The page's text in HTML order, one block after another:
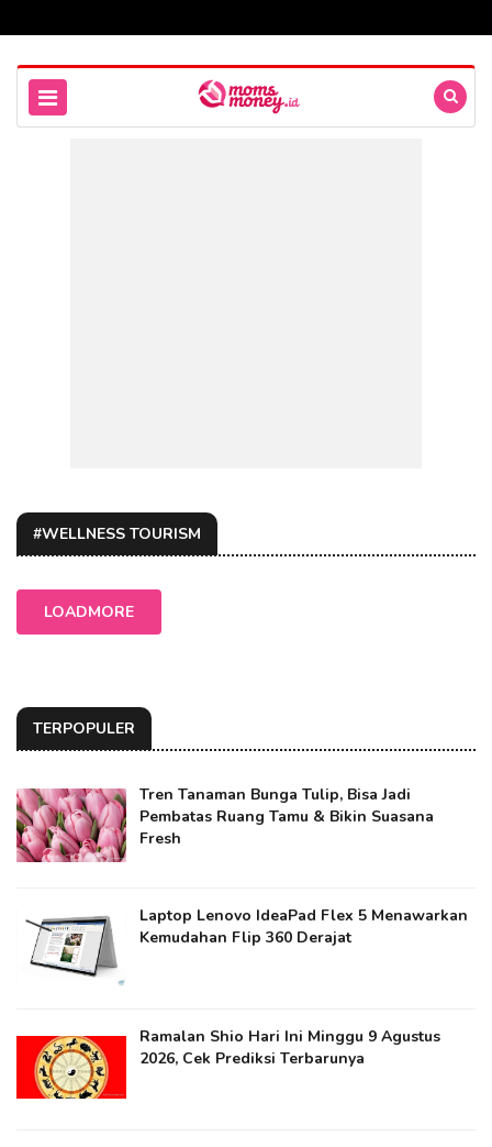
#WELLNESS TOURISM
LOADMORE
TERPOPULER
Tren Tanaman Bunga Tulip, Bisa Jadi
Pembatas Ruang Tamu & Bikin Suasana
Fresh
Laptop Lenovo IdeaPad Flex 5 Menawarkan
Kemudahan Flip 360 Derajat
Ramalan Shio Hari Ini Minggu 9 Agustus
2026, Cek Prediksi Terbarunya